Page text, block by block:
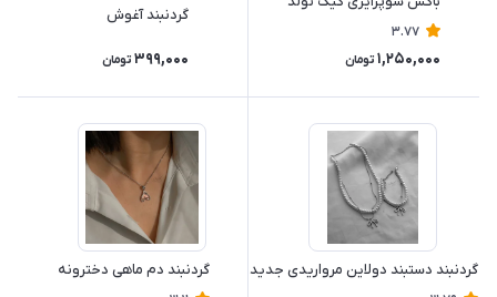
3.77
1,250,000 تومان
گردنبند آغوش
399,000 تومان
گردنبند دستبند دولاین مرواریدی جدید گردنبند دم ماهی دخترونه